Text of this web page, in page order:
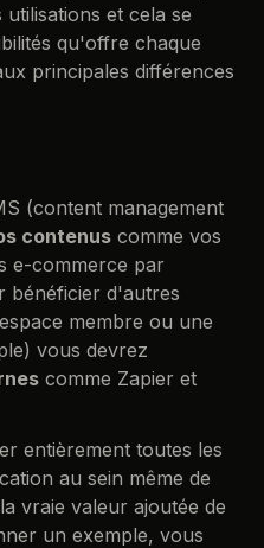
et cela se
qu'offre chaque
principales différences
(content management
contenus comme vos
e-commerce par
bénéficier d'autres
membre ou une
vous devrez
comme Zapier et
entièrement toutes les
au sein même de
vraie valeur ajoutée de
un exemple, vous